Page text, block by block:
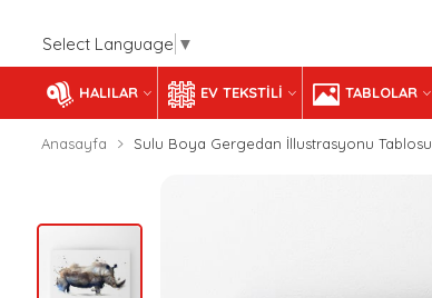
Select Language ▼
HALILAR EV TEKSTILI TABLOLAR
Anasayfa Sulu Boya Gergedan İllustrasyonu Tablosu